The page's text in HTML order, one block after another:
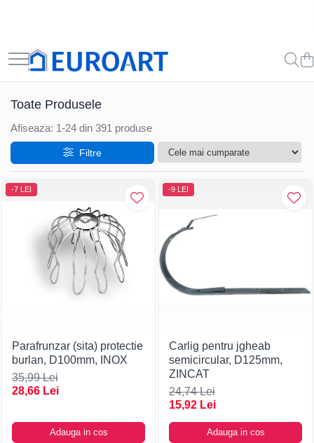
Toate Produsele
Afiseaza: 1-24 din 391 produse
Filtre
-7 LEI
Parafrunzar (sita) protectie
burlan, D100mm, INOX
35,99 Lei
28,66 Lei
Adauga in cos
-9 LEI
Carlig pentru jgheab
semicircular, D125mm,
ZINCAT
24,74 Lei
15,92 Lei
Adauga in cos